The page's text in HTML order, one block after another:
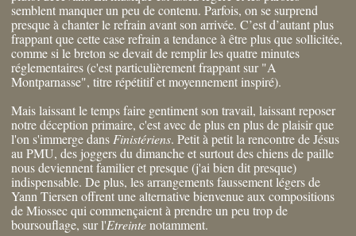
semblent manquer un peu de contenu. Parfois, on se surprend
presque à chanter le refrain avant son arrivée. C’est d’autant plus
frappant que cette case refrain a tendance à être plus que sollicitée,
comme si le breton se devait de remplir les quatre minutes
réglementaires (c'est particulièrement frappant sur "A
Montparnasse", titre répétitif et moyennement inspiré).
Mais laissant le temps faire gentiment son travail, laissant reposer
notre déception primaire, c'est avec de plus en plus de plaisir que
l'on s'immerge dans Finistériens. Petit à petit la rencontre de Jésus
au PMU, des joggers du dimanche et surtout des chiens de paille
nous deviennent familier et presque (j'ai bien dit presque)
indispensable. De plus, les arrangements faussement légers de
Yann Tiersen offrent une alternative bienvenue aux compositions
de Miossec qui commençaient à prendre un peu trop de
boursouflage, sur l'Etreintenotamment.